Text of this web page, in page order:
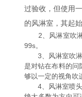
过验收，但使用
的风淋室，其起
2、风淋室吹淋
99s。
3、风淋室吹淋
是对钻在布料的问
够以一定的视角吹
4、风淋室喷头